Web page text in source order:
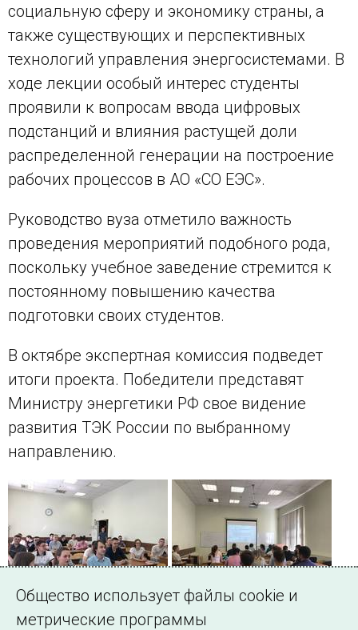
социальную сферу и экономику страны, а
также существующих и перспективных
технологий управления энергосистемами. В
ходе лекции особый интерес студенты
проявили к вопросам ввода цифровых
подстанций и влияния растущей доли
распределенной генерации на построение
рабочих процессов в АО «СО ЕЭС».
Руководство вуза отметило важность
проведения мероприятий подобного рода,
поскольку учебное заведение стремится к
постоянному повышению качества
подготовки своих студентов.
В октябре экспертная комиссия подведет
итоги проекта. Победители представят
Министру энергетики РФ свое видение
развития ТЭК России по выбранному
направлению.
Общество использует файлы cookie и
метрические программы